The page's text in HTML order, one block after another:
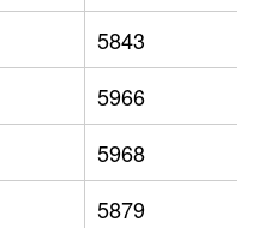
5843
5966
5968
5879